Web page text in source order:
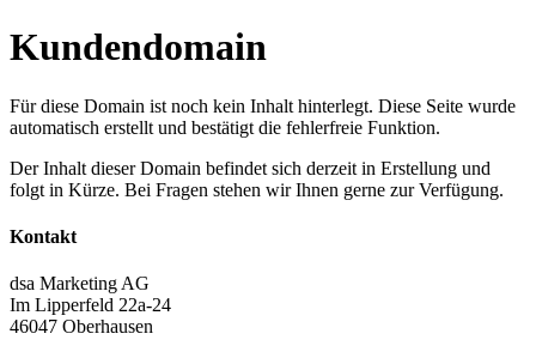
Kundendomain
Für diese Domain ist noch kein Inhalt hinterlegt. Diese Seite wurde
automatisch erstellt und bestätigt die fehlerfreie Funktion.
Der Inhalt dieser Domain befindet sich derzeit in Erstellung und
folgt in Kürze. Bei Fragen stehen wir Ihnen gerne zur Verfügung.
Kontakt
dsa Marketing AG
Im Lipperfeld 22a-24
46047 Oberhausen